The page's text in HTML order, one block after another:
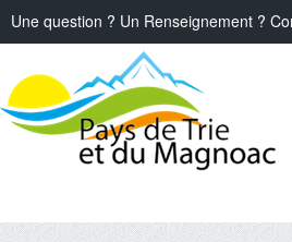
Une question ? Un Renseignement ?